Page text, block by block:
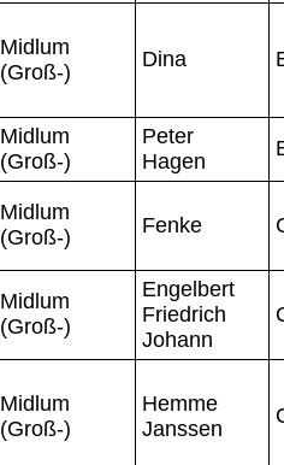
Midlum
(Groß-)
Dina
Midlum
(Groß-)
Peter
Hagen
Midlum
(Groß-)
Fenke
Midlum
(Groß-)
Engelbert
Friedrich
Johann
Midlum
(Groß-)
Hemme
Janssen